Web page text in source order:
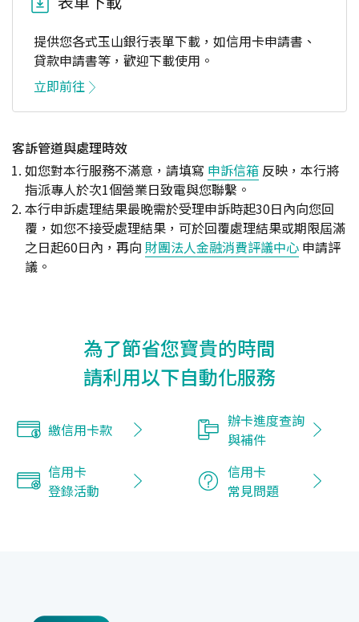
提供您各式玉山銀行表單下載，如信用卡申請書、
貸款申請書等，歡迎下載使用。
立即前往
客訴管道與處理時效
如您對本行服務不滿意，請填寫 申訴信箱 反映，本行將
指派專人於次1個營業日致電與您聯繫。
本行申訴處理結果最晚需於受理申訴時起30日內向您回
覆，如您不接受處理結果，可於回覆處理結果或期限屆滿
之日起60日內，再向 財團法人金融消費評議中心 申請評
議。
為了節省您寶貴的時間
請利用以下自動化服務
繳信用卡款
辦卡進度查詢
與補件
信用卡
登錄活動
信用卡
常見問題